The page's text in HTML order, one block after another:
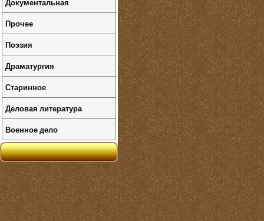
Прочее
Поэзия
Драматургия
Старинное
Деловая литература
Военное дело